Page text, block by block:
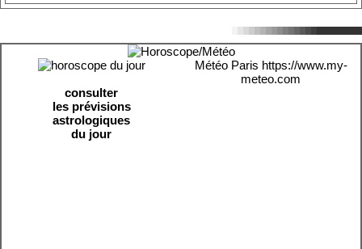
consulter
les prévisions
astrologiques
du jour
Météo Paris https://www.my-
meteo.com